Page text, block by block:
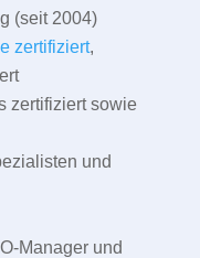
(seit 2004)
zertifiziert,
zertifiziert sowie
und
Manager und